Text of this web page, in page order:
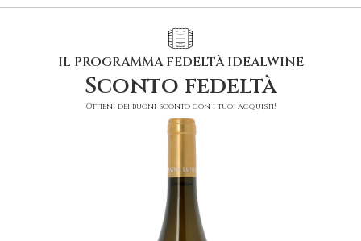
IL PROGRAMMA FEDELTÀ IDEALWINE
Sconto fedeltà
Ottieni dei buoni sconto con i tuoi acquisti!